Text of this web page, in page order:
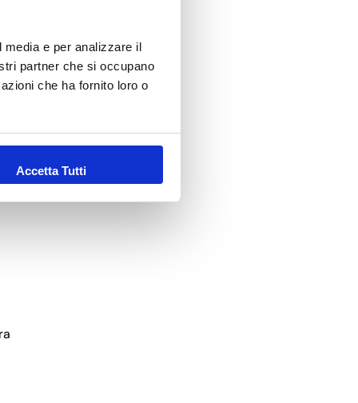
e per analizzare il
partner che si occupano
che ha fornito loro o
Accetta Tutti